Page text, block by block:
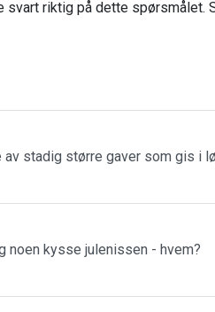
svart riktig på dette spørsmålet.
stadig større gaver som gis i
noen kysse julenissen - hvem?